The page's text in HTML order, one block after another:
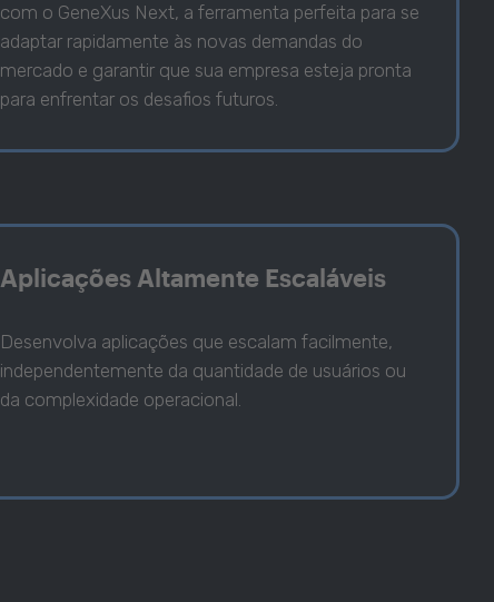
com o GeneXus Next, a ferramenta perfeita para se
adaptar rapidamente às novas demandas do
mercado e garantir que sua empresa esteja pronta
para enfrentar os desafios futuros.
Aplicações Altamente Escaláveis
Desenvolva aplicações que escalam facilmente,
independentemente da quantidade de usuários ou
da complexidade operacional.